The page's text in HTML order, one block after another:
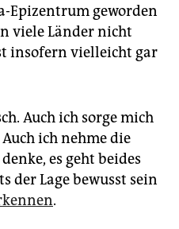
Epizentrum geworden
viele Länder nicht
insofern vielleicht gar
Auch ich sorge mich
ich nehme die
es geht beides
der Lage bewusst sein
.